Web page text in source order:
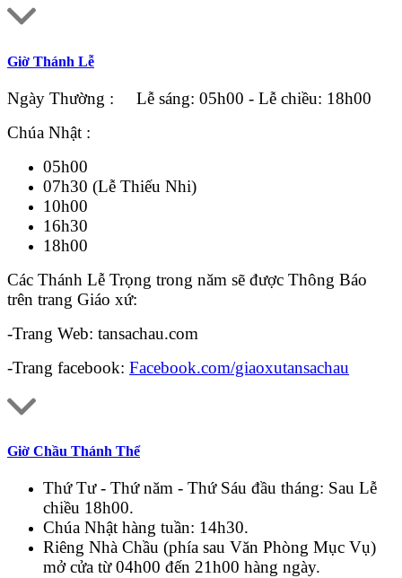
Giờ Thánh Lễ
Ngày Thường : Lễ sáng: 05h00 - Lễ chiều: 18h00
Chúa Nhật :
05h00
07h30 (Lễ Thiếu Nhi)
10h00
16h30
18h00
Các Thánh Lễ Trọng trong năm sẽ được Thông Báo
trên trang Giáo xứ:
-Trang Web: tansachau.com
-Trang facebook: Facebook.com/giaoxutansachau
Giờ Chầu Thánh Thể
Thứ Tư - Thứ năm - Thứ Sáu đầu tháng: Sau Lễ
chiều 18h00.
Chúa Nhật hàng tuần: 14h30.
Riêng Nhà Chầu (phía sau Văn Phòng Mục Vụ)
mở cửa từ 04h00 đến 21h00 hàng ngày.